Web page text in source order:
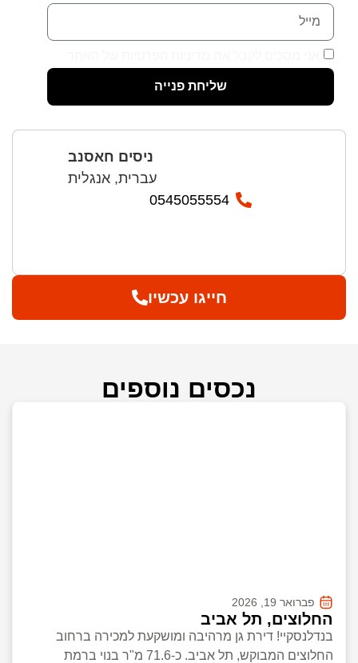
שליחת פנייה
ניסים חאסנב
עברית, אנגלית
0545055554
חייגו עכשיו
נכסים נוספים
פברואר 19, 2026
החלוצים, תל אביב
בנדלנסקיי! דירת גן מרהיבה ומושקעת למכירה ברחוב
החלוצים המבוקש, תל אביב. כ-71.6 מ"ר בנוי ברמת